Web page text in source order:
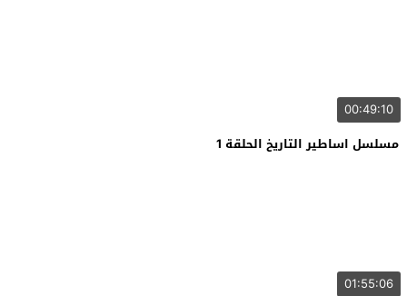
00:49:10
مسلسل اساطير التاريخ الحلقة 1
01:55:06